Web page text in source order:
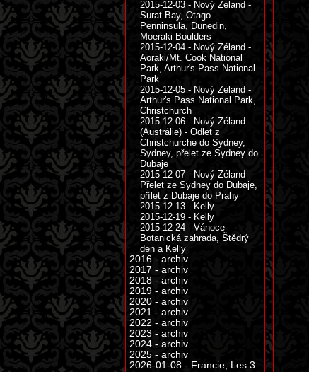
2015-12-03 - Nový Zéland -
Surat Bay, Otago
Penninsula, Dunedin,
Moeraki Boulders
2015-12-04 - Nový Zéland -
Aoraki/Mt. Cook National
Park, Arthur's Pass National
Park
2015-12-05 - Nový Zéland -
Arthur's Pass National Park,
Christchurch
2015-12-06 - Nový Zéland
(Austrálie) - Odlet z
Christchurche do Sydney,
Sydney, přelet ze Sydney do
Dubaje
2015-12-07 - Nový Zéland -
Přelet ze Sydney do Dubaje,
přílet z Dubaje do Prahy
2015-12-13 - Kelly
2015-12-19 - Kelly
2015-12-24 - Vánoce -
Botanická zahrada, Štědrý
den a Kelly
2016 - archiv
2017 - archiv
2018 - archiv
2019 - archiv
2020 - archiv
2021 - archiv
2022 - archiv
2023 - archiv
2024 - archiv
2025 - archiv
2026-01-08 - Francie, Les 3